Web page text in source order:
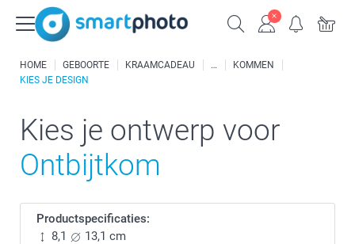
HOME GEBOORTE KRAAMCADEAU
KOMMEN
KIES JE DESIGN
Kies je ontwerp voor
Ontbijtkom
Productspecificaties:
8,1
13,1 cm